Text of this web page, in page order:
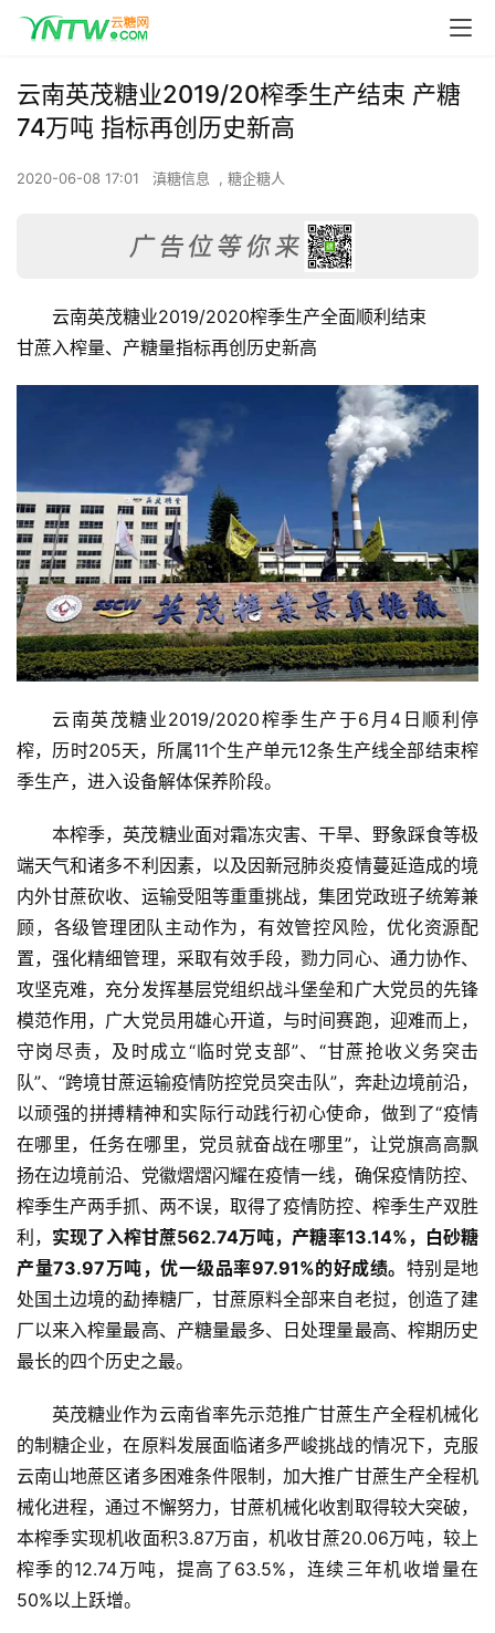
页
云
糖
网
公
云南英茂糖业2019/20榨季生产结束 产糖
74万吨 指标再创历史新高
2020-06-08 17:01 滇糖信息 , 糖企糖人
云南英茂糖业2019/2020榨季生产全面顺利结束
甘蔗入榨量、产糖量指标再创历史新高
云南英茂糖业2019/2020榨季生产于6月4日顺利停
榨，历时205天，所属11个生产单元12条生产线全部结束榨
季生产，进入设备解体保养阶段。
本榨季，英茂糖业面对霜冻灾害、干旱、野象踩食等极
端天气和诸多不利因素，以及因新冠肺炎疫情蔓延造成的境
内外甘蔗砍收、运输受阻等重重挑战，集团党政班子统筹兼
顾，各级管理团队主动作为，有效管控风险，优化资源配
置，强化精细管理，采取有效手段，勠力同心、通力协作、
攻坚克难，充分发挥基层党组织战斗堡垒和广大党员的先锋
模范作用，广大党员用雄心开道，与时间赛跑，迎难而上，
守岗尽责，及时成立“临时党支部”、“甘蔗抢收义务突击
队”、“跨境甘蔗运输疫情防控党员突击队”，奔赴边境前沿，
以顽强的拼搏精神和实际行动践行初心使命，做到了“疫情
在哪里，任务在哪里，党员就奋战在哪里”，让党旗高高飘
扬在边境前沿、党徽熠熠闪耀在疫情一线，确保疫情防控、
榨季生产两手抓、两不误，取得了疫情防控、榨季生产双胜
利， 实现了入榨甘蔗562.74万吨，产糖率13.14%，白砂糖
产量73.97万吨，优一级品率97.91%的好成绩。 特别是地
处国土边境的勐捧糖厂，甘蔗原料全部来自老挝，创造了建
厂以来入榨量最高、产糖量最多、日处理量最高、榨期历史
最长的四个历史之最。
英茂糖业作为云南省率先示范推广甘蔗生产全程机械化
的制糖企业，在原料发展面临诸多严峻挑战的情况下，克服
云南山地蔗区诸多困难条件限制，加大推广甘蔗生产全程机
械化进程，通过不懈努力，甘蔗机械化收割取得较大突破，
本榨季实现机收面积3.87万亩，机收甘蔗20.06万吨，较上
榨季的12.74万吨，提高了63.5%，连续三年机收增量在
50%以上跃增。